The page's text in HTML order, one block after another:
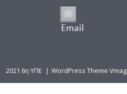
Email
2021 6η ΥΠΕ | WordPress Theme Vmag